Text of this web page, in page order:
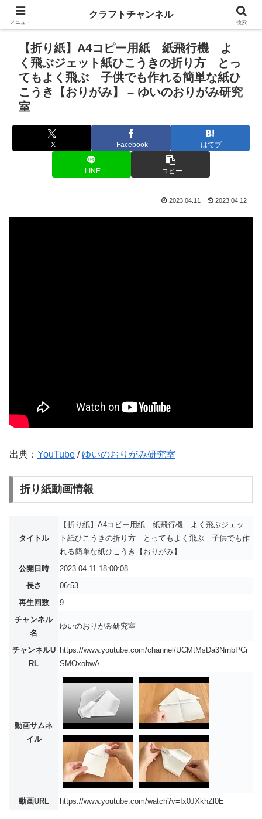
【折り紙】A4コピー用紙 紙飛行機 よ
く飛ぶジェット紙ひこうきの折り方 とっ
てもよく飛ぶ 子供でも作れる簡単な紙ひ
こうき【おりがみ】 – ゆいのおりがみ研究
室
X Facebook はてブ
LINE コピー
2023.04.11 2023.04.12
出典： YouTube / ゆいのおりがみ研究室
折り紙動画情報
タイトル
【折り紙】A4コピー用紙 紙飛行機 よく飛ぶジェッ
ト紙ひこうきの折り方 とってもよく飛ぶ 子供でも作
れる簡単な紙ひこうき【おりがみ】
公開日時
2023-04-11 18:00:08
長さ
06:53
再生回数
9
チャンネル
名
ゆいのおりがみ研究室
チャンネルU
RL
https://www.youtube.com/channel/UCMtMsDa3NrnbPCr
SMOxobwA
動画サムネ
イル
動画URL https://www.youtube.com/watch?v=Ix0JXkhZl0E
メニュー
クラフトチャンネル
検索